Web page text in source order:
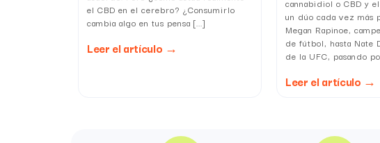
¿Cómo preparar una tisana de CBD?
Calienta agua, deja infusionar de 5 a 7 minutos y añade
¿Cuánto tiempo hay que infusionar una tisana de CBD?
Entre 5 y 7 minutos para liberar plenamente los principios
¿Las infusiones con CBD contienen THC?
el CBD en el cerebro? ¿Consumirlo
cambia algo en tus pensa [...]
Leer el artículo →
cannabidiol o CBD y
un dúo cada vez más
Megan Rapinoe,
de fútbol, hasta Nate
de la UFC, pasando
Leer el artículo →